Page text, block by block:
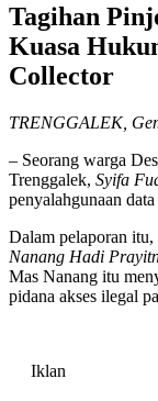
Tagihan
Kuasa
Collector
TRENGGALEK,
– Seorang warga
Trenggalek, Syifa
penyalahgunaan
Dalam pelaporan
Nanang Hadi
Mas Nanang itu
pidana akses ilegal
Iklan